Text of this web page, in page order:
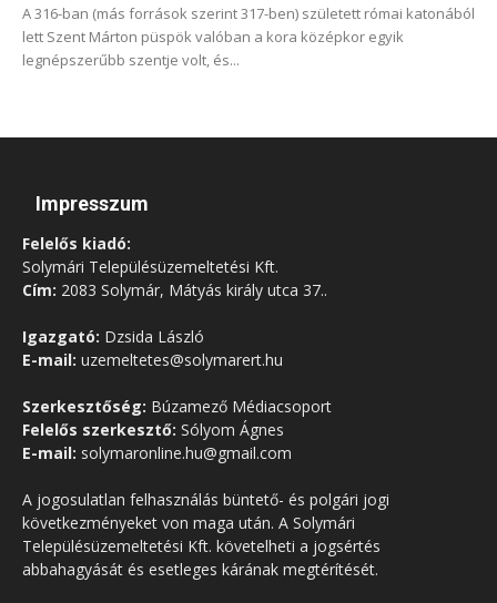
A 316-ban (más források szerint 317-ben) született római katonából
lett Szent Márton püspök valóban a kora középkor egyik
legnépszerűbb szentje volt, és...
Impresszum
Felelős kiadó:
Solymári Településüzemeltetési Kft.
Cím: 2083 Solymár, Mátyás király utca 37..
Igazgató: Dzsida László
E-mail: uzemeltetes@solymarert.hu
Szerkesztőség: Búzamező Médiacsoport
Felelős szerkesztő: Sólyom Ágnes
E-mail: solymaronline.hu@gmail.com
A jogosulatlan felhasználás büntető- és polgári jogi
következményeket von maga után. A Solymári
Településüzemeltetési Kft. követelheti a jogsértés
abbahagyását és esetleges kárának megtérítését.